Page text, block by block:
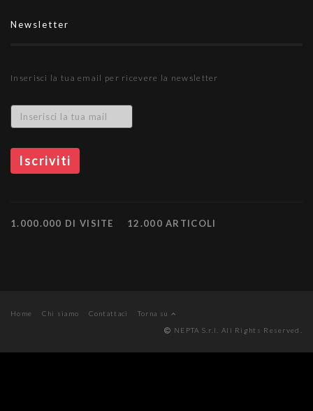
Newsletter
Inserisci la tua email per ricevere la newsletter
1.000.000 DI VISITE 12.000 ARTICOLI
Home Chi siamo Contattaci
Torna su
NEPTA S.r.l. All Rights Reserved.